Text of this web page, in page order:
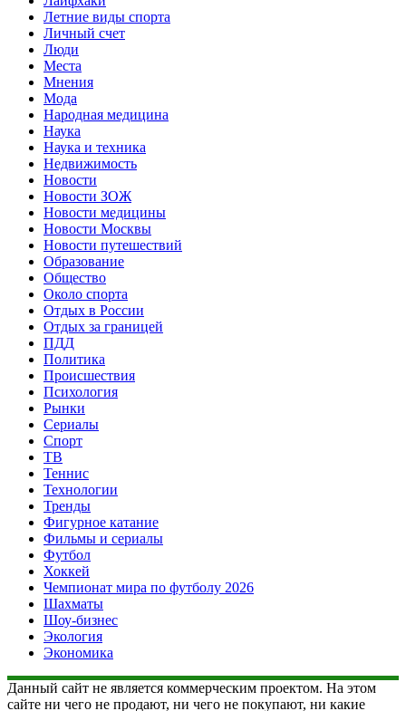
Летние виды спорта
Личный счет
Люди
Места
Мнения
Мода
Народная медицина
Наука
Наука и техника
Недвижимость
Новости
Новости ЗОЖ
Новости медицины
Новости Москвы
Новости путешествий
Образование
Общество
Около спорта
Отдых в России
Отдых за границей
ПДД
Политика
Происшествия
Психология
Рынки
Сериалы
Спорт
ТВ
Теннис
Технологии
Тренды
Фигурное катание
Фильмы и сериалы
Футбол
Хоккей
Чемпионат мира по футболу 2026
Шахматы
Шоу-бизнес
Экология
Экономика
Данный сайт не является коммерческим проектом. На этом
сайте ни чего не продают, ни чего не покупают, ни какие